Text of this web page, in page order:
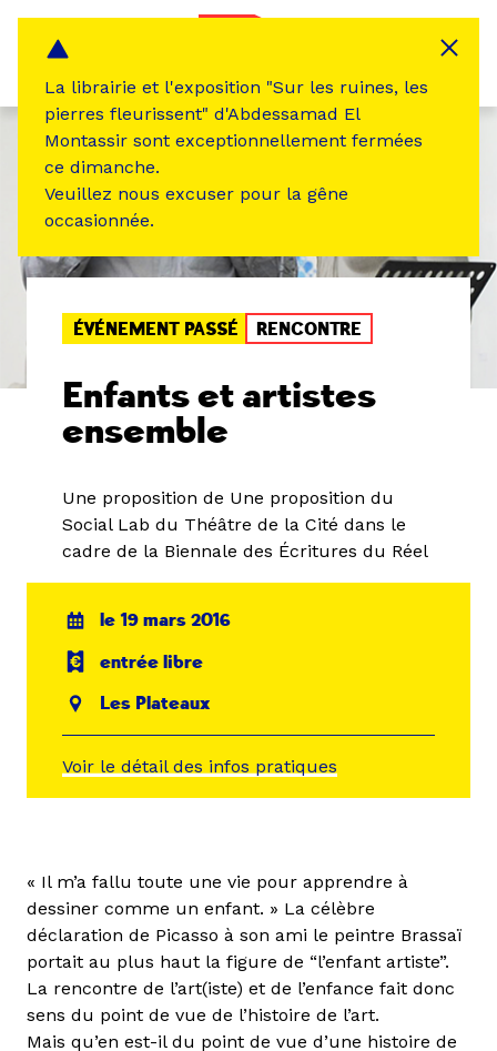
ÉVÉNEMENT PASSÉ RENCONTRE
Enfants et artistes
ensemble
Une proposition de Une proposition du
Social Lab du Théâtre de la Cité dans le
cadre de la Biennale des Écritures du Réel
le 19 mars 2016
entrée libre
Les Plateaux
Voir le détail des infos pratiques
« Il m’a fallu toute une vie pour apprendre à
dessiner comme un enfant. » La célèbre
déclaration de Picasso à son ami le peintre Brassaï
portait au plus haut la figure de “l’enfant artiste”.
La rencontre de l’art(iste) et de l’enfance fait donc
sens du point de vue de l’histoire de l’art.
Mais qu’en est-il du point de vue d’une histoire de
La librairie et l'exposition "Sur les ruines, les
pierres fleurissent" d'Abdessamad El
Montassir sont exceptionnellement fermées
ce dimanche.
Veuillez nous excuser pour la gêne
occasionnée.
Panneau de gestion des cookies